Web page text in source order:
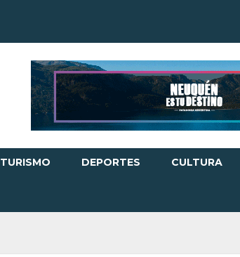
TURISMO DEPORTES CULTURA